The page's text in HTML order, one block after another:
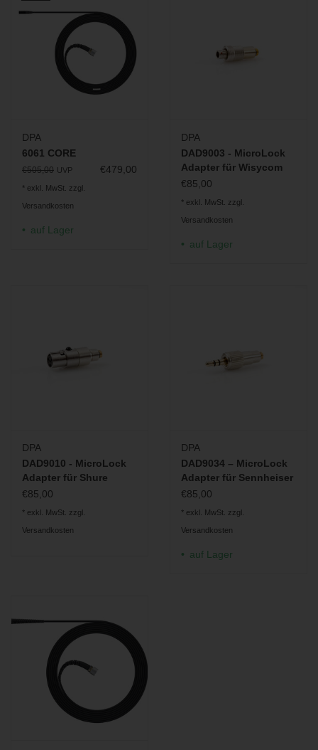
DPA
6061 CORE
€505,00 UVP €479,00
* exkl. MwSt. zzgl.
Versandkosten
auf Lager
DPA
DAD9003 - MicroLock
Adapter für Wisycom
€85,00
* exkl. MwSt. zzgl.
Versandkosten
auf Lager
DPA
DAD9010 - MicroLock
Adapter für Shure
€85,00
* exkl. MwSt. zzgl.
Versandkosten
DPA
DAD9034 – MicroLock
Adapter für Sennheiser
EW
€85,00
* exkl. MwSt. zzgl.
Versandkosten
auf Lager